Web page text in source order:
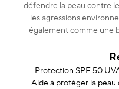
défendre la peau contre
les agressions
également comme une
Protection SPF 50
Aide à protéger la peau